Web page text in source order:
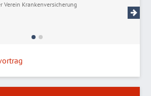
Verein Krankenversicherung